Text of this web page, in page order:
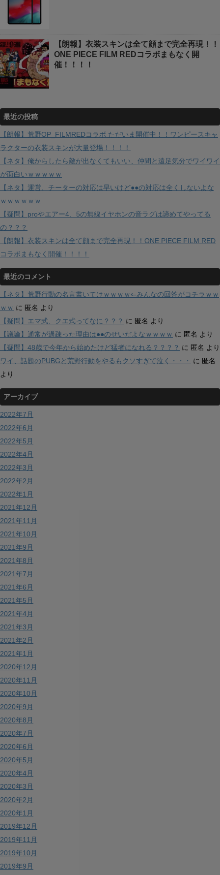
【朗報】衣装スキンは全て顔まで完全再現！！
ONE PIECE FILM REDコラボまもなく開
催！！！！
最近の投稿
【朗報】荒野OP_FILMREDコラボ ただいま開催中！！ワンピースキャ
ラクターの衣装スキンが大量登場！！！！
【ネタ】俺からしたら敵が出なくてもいい、仲間と遠足気分でワイワイ
が面白いｗｗｗｗｗ
【ネタ】運営、チーターの対応は早いけど●●の対応は全くしないよな
ｗｗｗｗｗｗ
【疑問】proやエアー4、5の無線イヤホンの音ラグは諦めてやってる
の？？？
【朗報】衣装スキンは全て顔まで完全再現！！ONE PIECE FILM RED
コラボまもなく開催！！！！
最近のコメント
【ネタ】荒野行動の名言書いてけｗｗｗｗ⇐みんなの回答がコチラｗｗ
ｗｗ に 匿名 より
【疑問】エマ式、クエ式ってなに？？？ に 匿名 より
【議論】通常が過疎った理由は●●のせいだよなｗｗｗｗ に 匿名 より
【疑問】48歳で今年から始めたけど猛者になれる？？？？ に 匿名 より
ワイ、話題のPUBGと荒野行動をやるもクソすぎて泣く・・・
に 匿名
より
アーカイブ
2022年7月
2022年6月
2022年5月
2022年4月
2022年3月
2022年2月
2022年1月
2021年12月
2021年11月
2021年10月
2021年9月
2021年8月
2021年7月
2021年6月
2021年5月
2021年4月
2021年3月
2021年2月
2021年1月
2020年12月
2020年11月
2020年10月
2020年9月
2020年8月
2020年7月
2020年6月
2020年5月
2020年4月
2020年3月
2020年2月
2020年1月
2019年12月
2019年11月
2019年10月
2019年9月